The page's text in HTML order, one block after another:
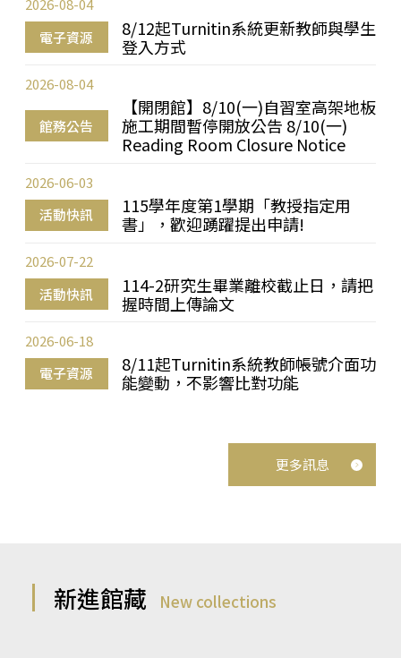
電子資源
8/12起Turnitin系統更新教師與學生
登入方式
2026-08-04
館務公告
【開閉館】8/10(一)自習室高架地板
施工期間暫停開放公告 8/10(一)
Reading Room Closure Notice
2026-08-04
活動快訊
115學年度第1學期「教授指定用
書」，歡迎踴躍提出申請!
2026-06-03
活動快訊
114-2研究生畢業離校截止日，請把
握時間上傳論文
2026-07-22
電子資源
8/11起Turnitin系統教師帳號介面功
能變動，不影響比對功能
2026-06-18
更多訊息
新進館藏 New collections